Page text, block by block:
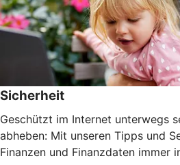
Sicherheit
Geschützt im Internet unterwegs
abheben: Mit unseren Tipps und
Finanzen und Finanzdaten immer